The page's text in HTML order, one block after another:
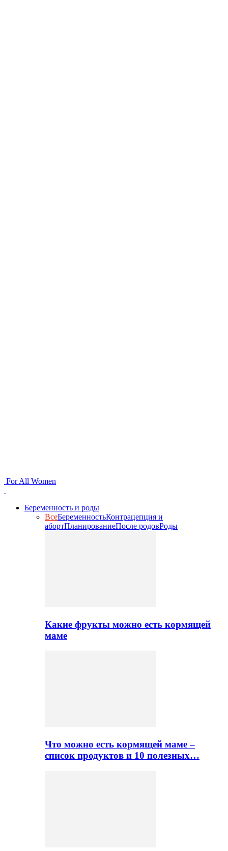
For All Women
Беременность и роды
ВсеБеременностьКонтрацепция и
абортПланированиеПосле родовРоды
Какие фрукты можно есть кормящей
маме
Что можно есть кормящей маме –
список продуктов и 10 полезных…